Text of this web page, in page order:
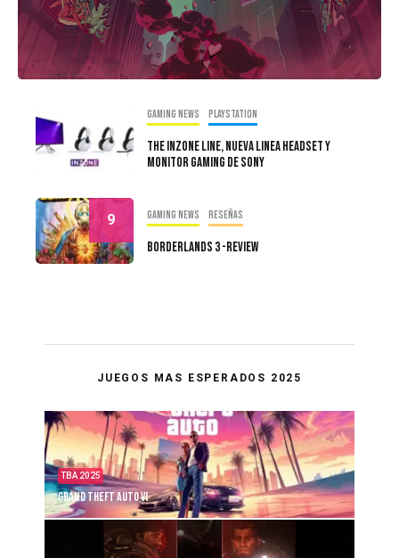
Gaming news PlayStation
The Inzone line, Nueva Linea Headset Y
Monitor Gaming De Sony
9 Gaming news Reseñas
Borderlands 3 -Review
JUEGOS MAS ESPERADOS 2025
TBA 2025
Grand Theft Auto VI